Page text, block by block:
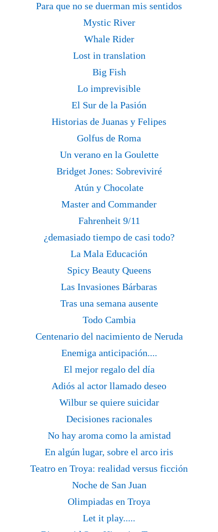
Para que no se duerman mis sentidos
Mystic River
Whale Rider
Lost in translation
Big Fish
Lo imprevisible
El Sur de la Pasión
Historias de Juanas y Felipes
Golfus de Roma
Un verano en la Goulette
Bridget Jones: Sobreviviré
Atún y Chocolate
Master and Commander
Fahrenheit 9/11
¿demasiado tiempo de casi todo?
La Mala Educación
Spicy Beauty Queens
Las Invasiones Bárbaras
Tras una semana ausente
Todo Cambia
Centenario del nacimiento de Neruda
Enemiga anticipación....
El mejor regalo del día
Adiós al actor llamado deseo
Wilbur se quiere suicidar
Decisiones racionales
No hay aroma como la amistad
En algún lugar, sobre el arco iris
Teatro en Troya: realidad versus ficción
Noche de San Juan
Olimpiadas en Troya
Let it play.....